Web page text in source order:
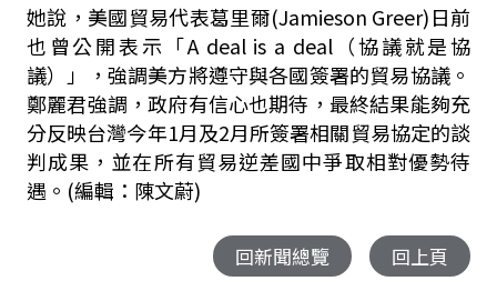
她說，美國貿易代表葛里爾(Jamieson Greer)日前
也曾公開表示「A deal is a deal（協議就是協
議）」，強調美方將遵守與各國簽署的貿易協議。
鄭麗君強調，政府有信心也期待，最終結果能夠充
分反映台灣今年1月及2月所簽署相關貿易協定的談
判成果，並在所有貿易逆差國中爭取相對優勢待
遇。(編輯：陳文蔚)
回新聞總覽 回上頁